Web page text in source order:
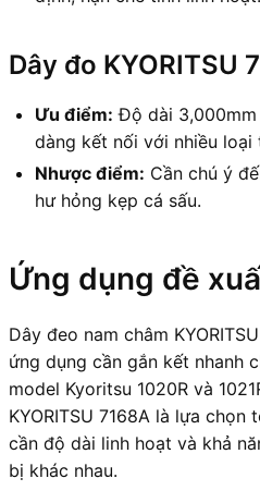
Dây đo KYORITSU
Ưu điểm: Độ dài
dàng kết nối với nhiều loại
Nhược điểm: Cần chú ý
hư hỏng kẹp cá sấu.
Ứng dụng đề
Dây đeo nam châm
ứng dụng cần gắn kết nhanh
model Kyoritsu 1020R và
KYORITSU 7168A là lựa
cần độ dài linh hoạt và khả
bị khác nhau.